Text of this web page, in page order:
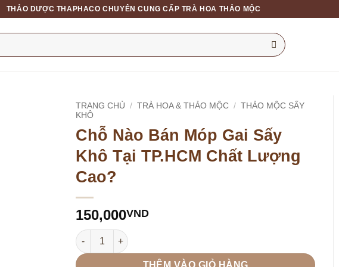
THẢO DƯỢC THAPHACO CHUYÊN CUNG CẤP TRÀ HOA THẢO MỘC
TRANG CHỦ / TRÀ HOA & THẢO MỘC / THẢO MỘC SẤY
KHÔ
Chỗ Nào Bán Móp Gai Sấy
Khô Tại TP.HCM Chất Lượng
Cao?
150,000VND
Chỗ Nào Bán Móp Gai Sấy Khô Tại TP.HCM Chất Lượng Cao?
THÊM VÀO GIỎ HÀNG